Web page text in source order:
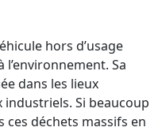
hors d’usage
Sa
dans les lieux
industriels. Si beaucoup
déchets massifs en